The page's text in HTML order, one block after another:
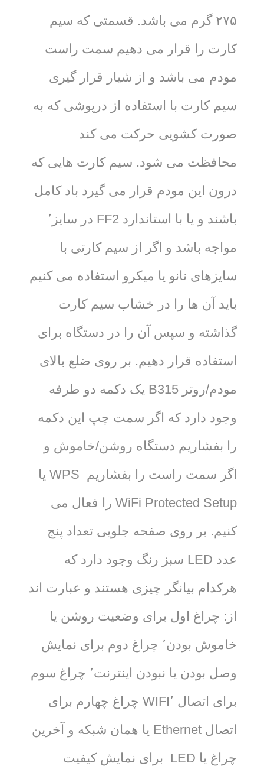
۲۷۵ گرم می باشد. قسمتی که سیم
کارت را قرار می دهیم سمت راست
مودم می باشد و از شیار قرار گیری
سیم کارت با استفاده از درپوشی که به
صورت کشویی حرکت می کند
محافظت می شود. سیم کارت هایی که
درون این مودم قرار می گیرد باد کامل
باشند و یا با استاندارد FF2 در سایز٬
مواجه باشد و اگر از سیم کارتی با
سایزهای نانو یا میکرو استفاده می کنیم
باید آن ها را در خشاب سیم کارت
گذاشته و سپس آن را در دستگاه برای
استفاده قرار دهیم. بر روی ضلع بالای
مودم/روتر ‌B315 یک دکمه دو طرفه
وجود دارد که اگر سمت چپ این دکمه
را بفشاریم دستگاه روشن/خاموش و
اگر سمت راست را بفشاریم WPS یا
WiFi Protected Setup را فعال می
کنیم. بر روی صفحه جلویی تعداد پنج
عدد LED سبز رنگ وجود دارد که
هرکدام بیانگر چیزی هستند و عبارت اند
از: چراغ اول برای وضعیت روشن یا
خاموش بودن٬ چراغ دوم برای نمایش
وصل بودن یا نبودن اینترنت٬ چراغ سوم
برای اتصال WIFI٬ چراغ چهارم برای
اتصال Ethernet یا همان شبکه و آخرین
چراغ یا LED برای نمایش کیفیت